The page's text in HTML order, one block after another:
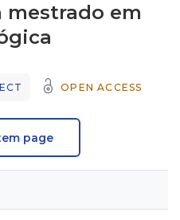
em
OPEN ACCESS
page